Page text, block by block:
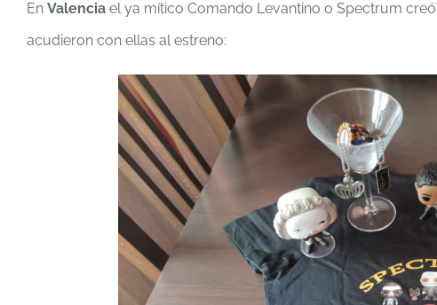
En Valencia el ya mítico Comando Levantino o Spectrum
acudieron con ellas al estreno: